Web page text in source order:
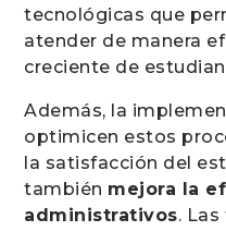
tecnológicas que
atender de manera
creciente de
Además, la
optimicen estos
la satisfacción del
también mejora la
administrativos.